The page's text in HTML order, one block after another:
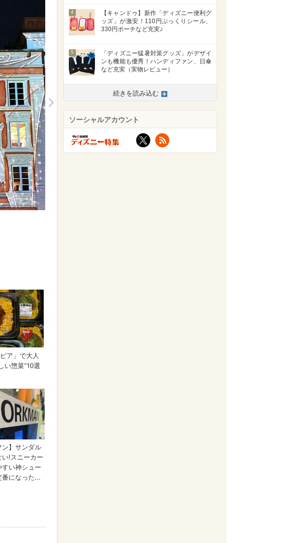
4
【キャンドゥ】新作「ディズニー便利グ
ッズ」が激安！110円ぷっくりシール、
330円ポーチなど充実♪
5
「ディズニー猛暑対策グッズ」がデザイ
ンも機能も優秀！ハンディファン、日傘
など充実（実物レビュー）
続きを読み込む
ソーシャルアカウント
X